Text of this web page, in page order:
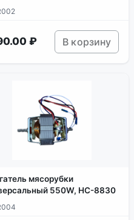
₽ В корзину
мясорубки
550W, HC-8830